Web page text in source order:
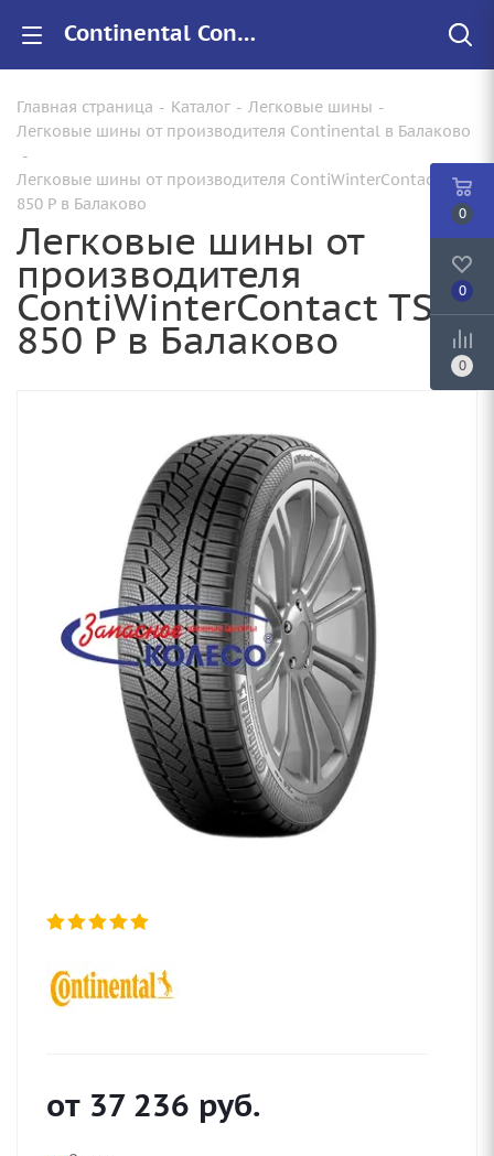
Continental ContiWinterContact TS 850 P купить в Балаково, цены на резину ContiWinterContact TS 850 P для авто
Главная страница - Каталог - Легковые шины -
Легковые шины от производителя Continental в Балаково
-
Легковые шины от производителя ContiWinterContact TS
850 P в Балаково
Легковые шины от
производителя
ContiWinterContact TS
850 P в Балаково
от 37 236 руб.
0
0
0